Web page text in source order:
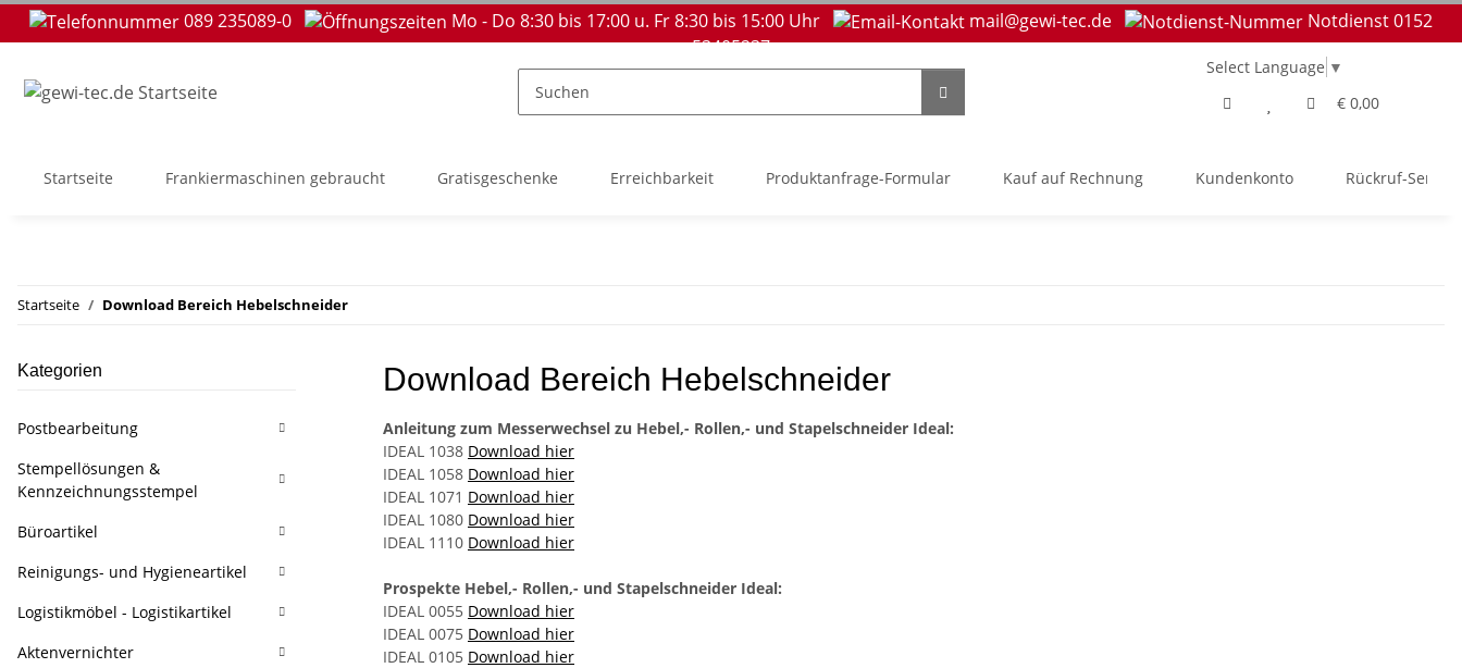
089 235089-0 Mo - Do 8:30 bis 17:00 u. Fr 8:30 bis 15:00 Uhr mail@gewi-tec.de
Notdienst 0152
53405237
Select Language ▼
€ 0,00
Startseite Frankiermaschinen gebraucht Gratisgeschenke Erreichbarkeit Produktanfrage-Formular Kauf auf Rechnung Kundenkonto Rückruf-Service
Startseite Download Bereich Hebelschneider
Download Bereich Hebelschneider
Anleitung zum Messerwechsel zu Hebel,- Rollen,- und Stapelschneider Ideal:
IDEAL 1038 Download hier
IDEAL 1058 Download hier
IDEAL 1071 Download hier
IDEAL 1080 Download hier
IDEAL 1110 Download hier
Prospekte Hebel,- Rollen,- und Stapelschneider Ideal:
IDEAL 0055 Download hier
IDEAL 0075 Download hier
IDEAL 0105 Download hier
Kategorien
Postbearbeitung
Stempellösungen &
Kennzeichnungsstempel
Büroartikel
Reinigungs- und Hygieneartikel
Logistikmöbel - Logistikartikel
Aktenvernichter